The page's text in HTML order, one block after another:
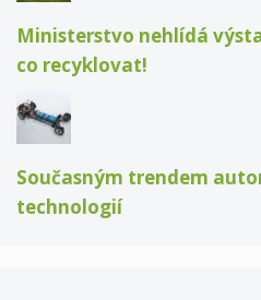
Ministerstvo nehlídá
co recyklovat!
Současným trendem
technologií